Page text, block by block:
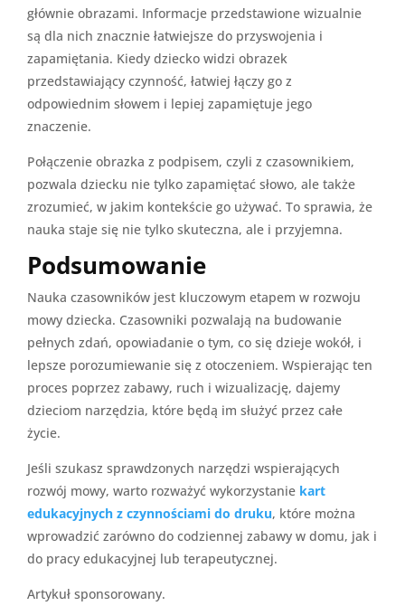
głównie obrazami. Informacje przedstawione wizualnie
są dla nich znacznie łatwiejsze do przyswojenia i
zapamiętania. Kiedy dziecko widzi obrazek
przedstawiający czynność, łatwiej łączy go z
odpowiednim słowem i lepiej zapamiętuje jego
znaczenie.
Połączenie obrazka z podpisem, czyli z czasownikiem,
pozwala dziecku nie tylko zapamiętać słowo, ale także
zrozumieć, w jakim kontekście go używać. To sprawia, że
nauka staje się nie tylko skuteczna, ale i przyjemna.
Podsumowanie
Nauka czasowników jest kluczowym etapem w rozwoju
mowy dziecka. Czasowniki pozwalają na budowanie
pełnych zdań, opowiadanie o tym, co się dzieje wokół, i
lepsze porozumiewanie się z otoczeniem. Wspierając ten
proces poprzez zabawy, ruch i wizualizację, dajemy
dzieciom narzędzia, które będą im służyć przez całe
życie.
Jeśli szukasz sprawdzonych narzędzi wspierających
rozwój mowy, warto rozważyć wykorzystanie kart
edukacyjnych z czynnościami do druku, które można
wprowadzić zarówno do codziennej zabawy w domu, jak i
do pracy edukacyjnej lub terapeutycznej.
Artykuł sponsorowany.